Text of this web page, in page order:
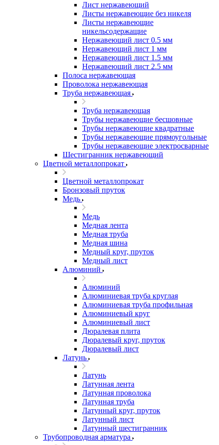
Лист нержавеющий
Листы нержавеющие без никеля
Листы нержавеющие
никельсодержащие
Нержавеющий лист 0.5 мм
Нержавеющий лист 1 мм
Нержавеющий лист 1.5 мм
Нержавеющий лист 2.5 мм
Полоса нержавеющая
Проволока нержавеющая
Труба нержавеющая
Труба нержавеющая
Трубы нержавеющие бесшовные
Трубы нержавеющие квадратные
Трубы нержавеющие прямоугольные
Трубы нержавеющие электросварные
Шестигранник нержавеющий
Цветной металлопрокат
Цветной металлопрокат
Бронзовый пруток
Медь
Медь
Медная лента
Медная труба
Медная шина
Медный круг, пруток
Медный лист
Алюминий
Алюминий
Алюминиевая труба круглая
Алюминиевая труба профильная
Алюминиевый круг
Алюминиевый лист
Дюралевая плита
Дюралевый круг, пруток
Дюралевый лист
Латунь
Латунь
Латунная лента
Латунная проволока
Латунная труба
Латунный круг, пруток
Латунный лист
Латунный шестигранник
Трубопроводная арматура